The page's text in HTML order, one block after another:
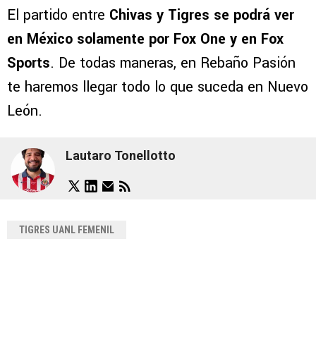
El partido entre Chivas y Tigres se podrá ver
en México solamente por Fox One y en Fox
Sports. De todas maneras, en Rebaño Pasión
te haremos llegar todo lo que suceda en Nuevo
León.
Lautaro Tonellotto
TIGRES UANL FEMENIL